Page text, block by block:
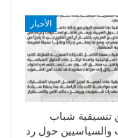
الأخبار
تنسيقية شباب
والسياسيين حول رد